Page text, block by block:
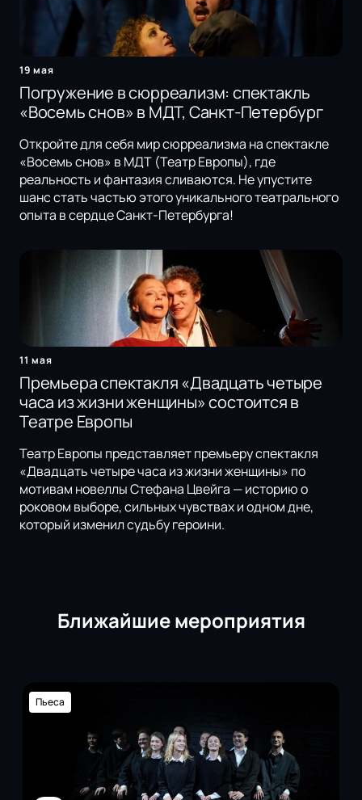
19 мая
Погружение в сюрреализм: спектакль
«Восемь снов» в МДТ, Санкт-Петербург
Откройте для себя мир сюрреализма на спектакле
«Восемь снов» в МДТ (Театр Европы), где
реальность и фантазия сливаются. Не упустите
шанс стать частью этого уникального театрального
опыта в сердце Санкт-Петербурга!
11 мая
Премьера спектакля «Двадцать четыре
часа из жизни женщины» состоится в
Театре Европы
Театр Европы представляет премьеру спектакля
«Двадцать четыре часа из жизни женщины» по
мотивам новеллы Стефана Цвейга — историю о
роковом выборе, сильных чувствах и одном дне,
который изменил судьбу героини.
Ближайшие мероприятия
Пьеса